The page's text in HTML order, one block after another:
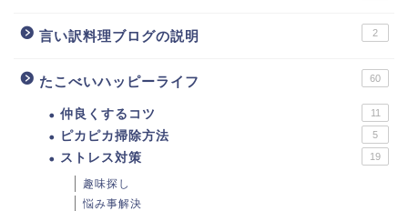
言い訳料理ブログの説明 2
たこべいハッピーライフ 60
仲良くするコツ 11
ピカピカ掃除方法 5
ストレス対策 19
趣味探し
悩み事解決